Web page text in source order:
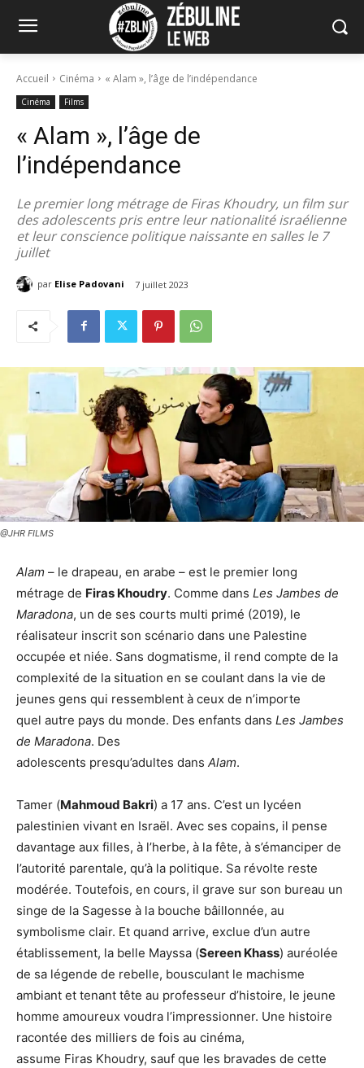
Accueil Cinéma « Alam », l’âge de l’indépendance
Cinéma Films
« Alam », l’âge de
l’indépendance
Le premier long métrage de Firas Khoudry, un film sur
des adolescents pris entre leur nationalité israélienne
et leur conscience politique naissante en salles le 7
juillet
par Elise Padovani 7 juillet 2023
@JHR FILMS
Alam – le drapeau, en arabe – est le premier long
métrage de Firas Khoudry. Comme dans Les Jambes de
Maradona, un de ses courts multi primé (2019), le
réalisateur inscrit son scénario dans une Palestine
occupée et niée. Sans dogmatisme, il rend compte de la
complexité de la situation en se coulant dans la vie de
jeunes gens qui ressemblent à ceux de n’importe
quel autre pays du monde. Des enfants dans Les Jambes
de Maradona. Des
adolescents presqu’adultes dans Alam.
Tamer (Mahmoud Bakri) a 17 ans. C’est un lycéen
palestinien vivant en Israël. Avec ses copains, il pense
davantage aux filles, à l’herbe, à la fête, à s’émanciper de
l’autorité parentale, qu’à la politique. Sa révolte reste
modérée. Toutefois, en cours, il grave sur son bureau un
singe de la Sagesse à la bouche bâillonnée, au
symbolisme clair. Et quand arrive, exclue d’un autre
établissement, la belle Mayssa (Sereen Khass) auréolée
de sa légende de rebelle, bousculant le machisme
ambiant et tenant tête au professeur d’histoire, le jeune
homme amoureux voudra l’impressionner. Une histoire
racontée des milliers de fois au cinéma,
assume Firas Khoudry, sauf que les bravades de cette